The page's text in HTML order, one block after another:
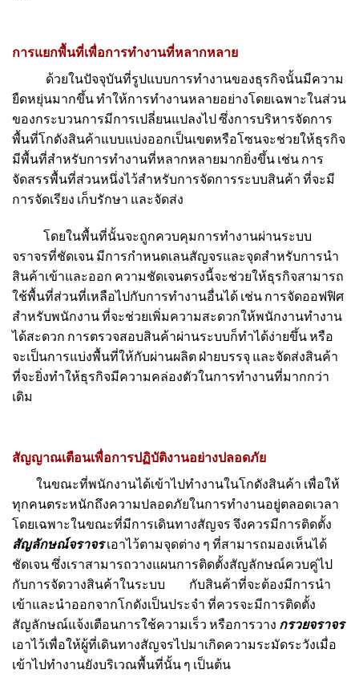
การแยกพื้นที่เพื่อการทำงานที่หลากหลาย
ด้วยในปัจจุบันที่รูปแบบการทำงานของธุรกิจนั้นมีความ
ยืดหยุ่นมากขึ้น ทำให้การทำงานหลายอย่างโดยเฉพาะในส่วน
ของกระบวนการมีการเปลี่ยนแปลงไป ซึ่งการบริหารจัดการ
พื้นที่โกดังสินค้าแบบแบ่งออกเป็นเขตหรือโซนจะช่วยให้ธุรกิจ
มีพื้นที่สำหรับการทำงานที่หลากหลายมากยิ่งขึ้น เช่น การ
จัดสรรพื้นที่ส่วนหนึ่งไว้สำหรับการจัดการระบบสินค้า ที่จะมี
การจัดเรียง เก็บรักษา และจัดส่ง
โดยในพื้นที่นั้นจะถูกควบคุมการทำงานผ่านระบบ
จราจรที่ชัดเจน มีการกำหนดเลนสัญจรและจุดสำหรับการนำ
สินค้าเข้าและออก ความชัดเจนตรงนี้จะช่วยให้ธุรกิจสามารถ
ใช้พื้นที่ส่วนที่เหลือไปกับการทำงานอื่นได้ เช่น การจัดออฟฟิศ
สำหรับพนักงาน ที่จะช่วยเพิ่มความสะดวกให้พนักงานทำงาน
ได้สะดวก การตรวจสอบสินค้าผ่านระบบก็ทำได้ง่ายขึ้น หรือ
จะเป็นการแบ่งพื้นที่ให้กับผ่านผลิต ฝ่ายบรรจุ และจัดส่งสินค้า
ที่จะยิ่งทำให้ธุรกิจมีความคล่องตัวในการทำงานที่มากกว่า
เดิม
สัญญาณเตือนเพื่อการปฏิบัติงานอย่างปลอดภัย
ในขณะที่พนักงานได้เข้าไปทำงานในโกดังสินค้า เพื่อให้
ทุกคนตระหนักถึงความปลอดภัยในการทำงานอยู่ตลอดเวลา
โดยเฉพาะในขณะที่มีการเดินทางสัญจร จึงควรมีการติดตั้ง
สัญลักษณ์จราจรเอาไว้ตามจุดต่าง ๆ ที่สามารถมองเห็นได้
ชัดเจน ซึ่งเราสามารถวางแผนการติดตั้งสัญลักษณ์ควบคู่ไป
กับการจัดวางสินค้าในระบบ
กับสินค้าที่จะต้องมีการนำ
เข้าและนำออกจากโกดังเป็นประจำ ที่ควรจะมีการติดตั้ง
สัญลักษณ์แจ้งเตือนการใช้ความเร็ว หรือการวาง กรวยจราจร
เอาไว้เพื่อให้ผู้ที่เดินทางสัญจรไปมาเกิดความระมัดระวังเมื่อ
เข้าไปทำงานยังบริเวณพื้นที่นั้น ๆ เป็นต้น